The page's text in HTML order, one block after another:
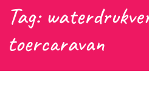
Tag:
toercaravan